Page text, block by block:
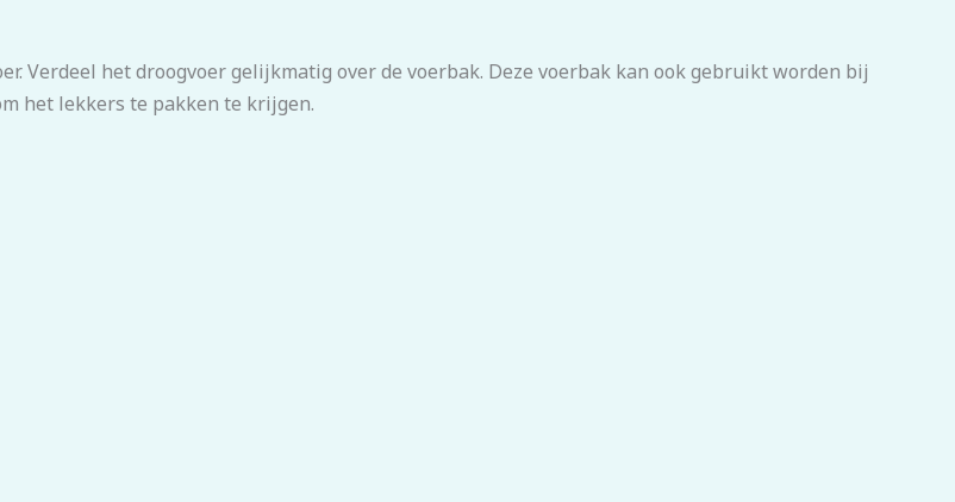
Verdeel het droogvoer gelijkmatig over de voerbak. Deze voerbak kan ook gebruikt worden bij
het lekkers te pakken te krijgen.